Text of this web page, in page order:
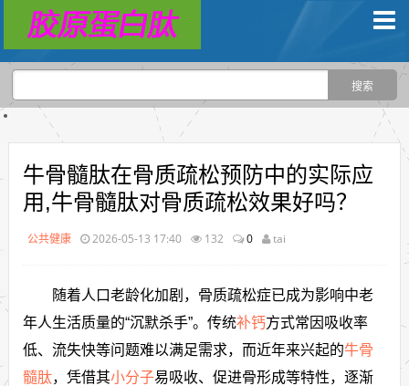
牛骨髓肽在骨质疏松预防中的实际应
用,牛骨髓肽对骨质疏松效果好吗？
公共健康 2026-05-13 17:40 132 0 tai
随着人口老龄化加剧，骨质疏松症已成为影响中老
年人生活质量的“沉默杀手”。传统补钙方式常因吸收率
低、流失快等问题难以满足需求，而近年来兴起的牛骨
髓肽，凭借其小分子易吸收、促进骨形成等特性，逐渐